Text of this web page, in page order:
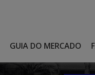
GUIA DO MERCADO